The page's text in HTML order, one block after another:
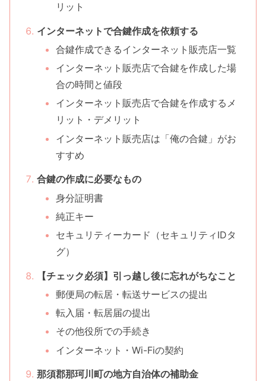
リット
インターネットで合鍵作成を依頼する
合鍵作成できるインターネット販売店一覧
インターネット販売店で合鍵を作成した場
合の時間と値段
インターネット販売店で合鍵を作成するメ
リット・デメリット
インターネット販売店は「俺の合鍵」がお
すすめ
合鍵の作成に必要なもの
身分証明書
純正キー
セキュリティーカード（セキュリティIDタ
グ）
【チェック必須】引っ越し後に忘れがちなこと
郵便局の転居・転送サービスの提出
転入届・転居届の提出
その他役所での手続き
インターネット・Wi-Fiの契約
那須郡那珂川町の地方自治体の補助金